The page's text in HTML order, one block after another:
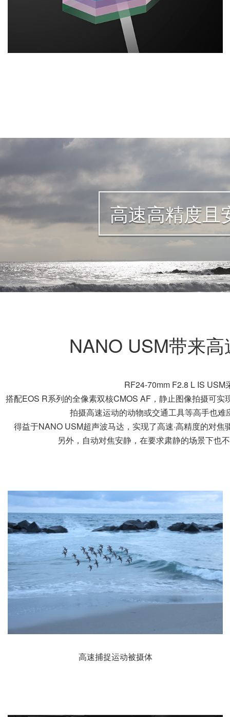
头设计得更广。另外在变焦镜头的小型化等方面，非球面镜
片也起到了很大作用。
欲了解非球面镜片的详细信息，请点击此处 »
高速高精度且
NANO USM带来
RF24-70mm F2.8 L IS
搭配EOS R系列的全像素双核CMOS AF，静止图像拍摄可
拍摄高速运动的动物或交通工具等高手也
得益于NANO USM超声波马达，实现了高速·高精度的对
另外，自动对焦安静，在要求肃静的场景下也